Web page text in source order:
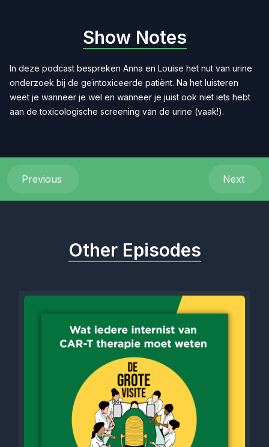
Show Notes
In deze podcast bespreken Anna en Louise het nut van urine
onderzoek bij de geïntoxiceerde patiënt. Na het luisteren
weet je wanneer je wel en wanneer je juist ook niet iets hebt
aan de toxicologische screening van de urine (vaak!).
Previous Next
Other Episodes